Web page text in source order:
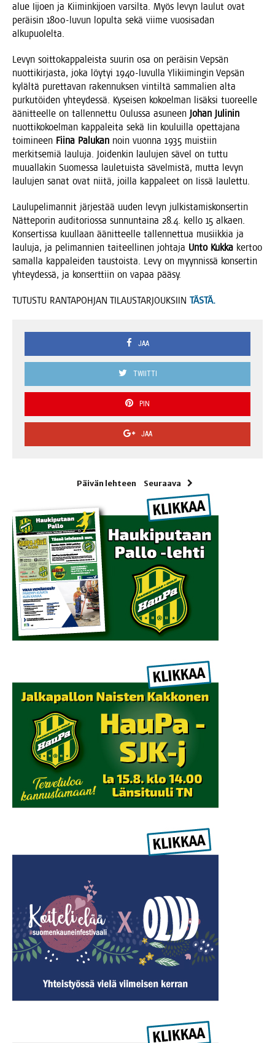
alue Iijoen ja Kii­min­ki­joen var­sil­ta. Myös levyn lau­lut ovat
peräi­sin 1800-luvun lopul­ta sekä vii­me vuo­si­sa­dan
alkupuolelta.
Levyn soit­to­kap­pa­leis­ta suu­rin osa on peräi­sin Vep­sän
nuot­ti­kir­jas­ta, joka löy­tyi 1940-luvul­la Yli­kii­min­gin Vep­sän
kyläl­tä puret­ta­van raken­nuk­sen vin­til­tä sam­ma­lien alta
pur­ku­töi­den yhtey­des­sä. Kysei­sen kokoel­man lisäk­si tuo­reel­le
äänit­teel­le on tal­len­net­tu Oulus­sa asu­neen Johan Juli­nin
nuot­ti­ko­koel­man kap­pa­lei­ta sekä Iin kou­luil­la opet­ta­ja­na
toi­mi­neen Fii­na Palu­kan noin vuon­na 1935 muis­tiin
mer­kit­se­miä lau­lu­ja. Joi­den­kin lau­lu­jen sävel on tut­tu
muu­al­la­kin Suo­mes­sa lau­le­tuis­ta sävel­mis­tä, mut­ta levyn
lau­lu­jen sanat ovat nii­tä, joil­la kap­pa­leet on Iis­sä laulettu.
Lau­lu­pe­li­man­nit jär­jes­tää uuden levyn jul­kis­ta­mis­kon­ser­tin
Nät­te­po­rin audi­to­rios­sa sun­nun­tai­na 28.4. kel­lo 15 alkaen.
Kon­ser­tis­sa kuul­laan äänit­teel­le tal­len­net­tua musiik­kia ja
lau­lu­ja, ja peli­man­nien tai­teel­li­nen joh­ta­ja Unto Kuk­ka ker­too
samal­la kap­pa­lei­den taus­tois­ta. Levy on myyn­nis­sä kon­ser­tin
yhtey­des­sä, ja kon­sert­tiin on vapaa pääsy.
TUTUSTU RANTAPOHJAN TILAUSTARJOUKSIIN TÄSTÄ.
JAA
TWIITTI
PIN
JAA
Päivän lehteen Seuraava